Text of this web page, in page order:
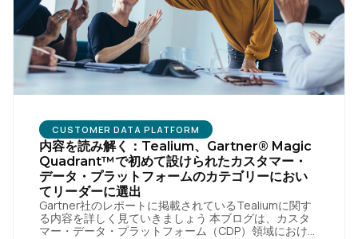
CUSTOMER DATA PLATFORM
内容を読み解く：Tealium、Gartner® Magic
Quadrant™で初めて設けられたカスタマー・
データ・プラットフォームのカテゴリーにおい
てリーダーに選出
Gartner社のレポートに掲載されているTealiumに関す
る内容を詳しく見ていきましょう 本ブログは、カスタ
マー・データ・プラットフォーム（CDP）領域における